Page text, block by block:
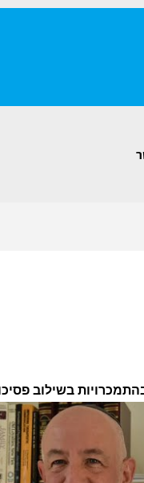
בשילוב